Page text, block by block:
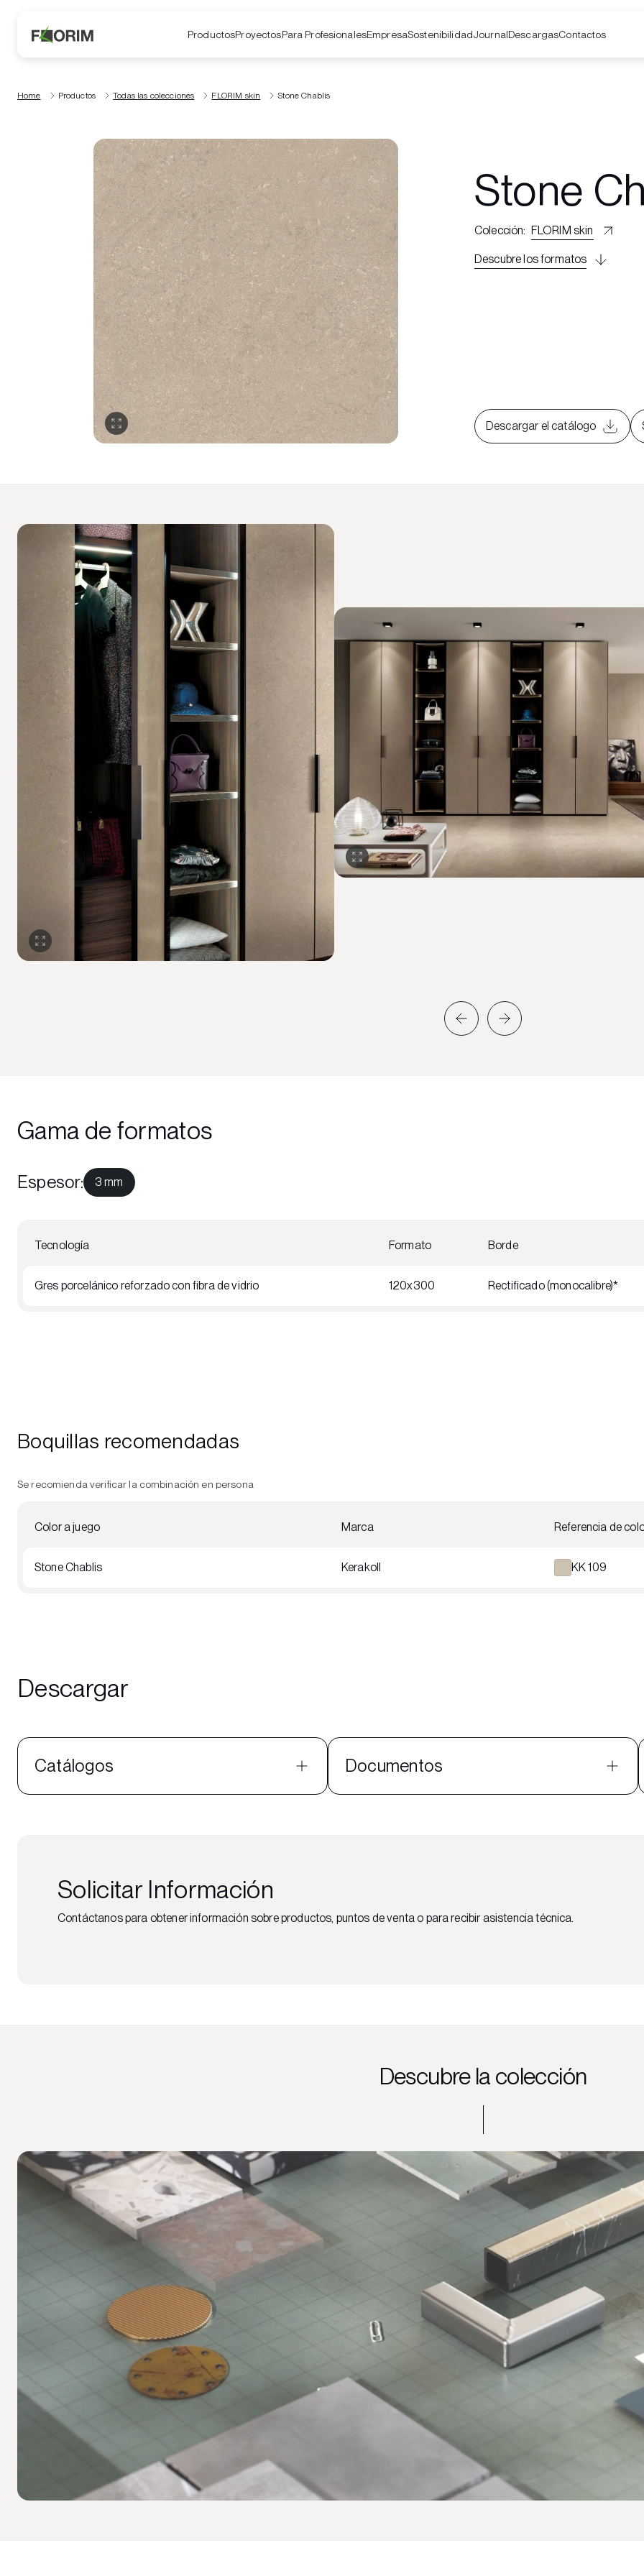
ProductosProyectosPara ProfesionalesEmpresaSostenibilidadJournalDescargasContactos
Home Productos Todas las colecciones FLORIM skin Stone Chablis
Stone
Colección: FLORIM skin
Descubre los formatos
Descargar el catálogo
Gama de formatos
Espesor: 3 mm
Tecnología Formato Borde
Gres porcelánico reforzado con fibra de vidrio 120x300 Rectificado (monocalibre)*
Boquillas recomendadas
Se recomienda verificar la combinación en persona
Color a juego Marca Referencia de
Stone Chablis Kerakoll KK 109
Descargar
Catálogos Documentos
Solicitar Información
Contáctanos para obtener información sobre productos, puntos de venta o para recibir asistencia técnica.
Descubre la colección